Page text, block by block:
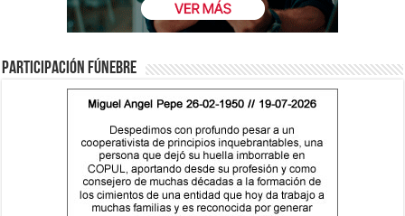
Participación fúnebre